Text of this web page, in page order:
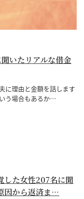
いたリアルな借金
に理由と金額を話します
う場合もあるか…
した女性207名に聞
因から返済ま…